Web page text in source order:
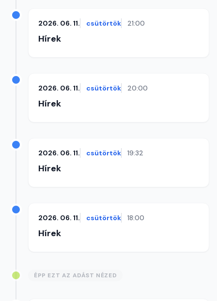
2026. 06. 11. csütörtök 21:00
Hírek
2026. 06. 11. csütörtök 20:00
Hírek
2026. 06. 11. csütörtök 19:32
Hírek
2026. 06. 11. csütörtök 18:00
Hírek
ÉPP EZT AZ ADÁST NÉZED